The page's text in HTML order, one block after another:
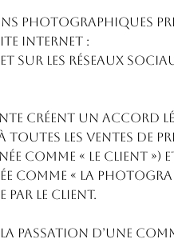
photographiques
Internet :
les réseaux
créent un accord
toutes les ventes de
comme « le client »)
comme « la
par le client.
passation d’une